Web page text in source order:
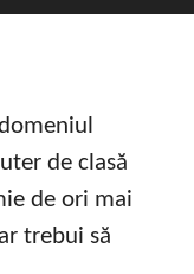
de clasă
de ori mai
trebui să